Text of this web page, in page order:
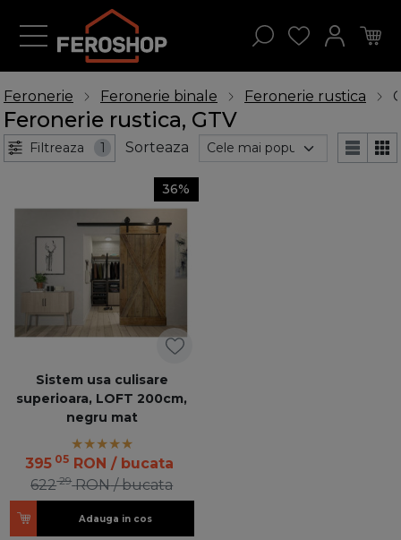
Feronerie Feronerie binale Feronerie rustica
Feronerie rustica, GTV
Filtreaza 1 Sorteaza
36%
Sistem usa culisare
superioara, LOFT 200cm,
negru mat
395 05 RON / bucata
62229 RON / bucata
Adauga in cos